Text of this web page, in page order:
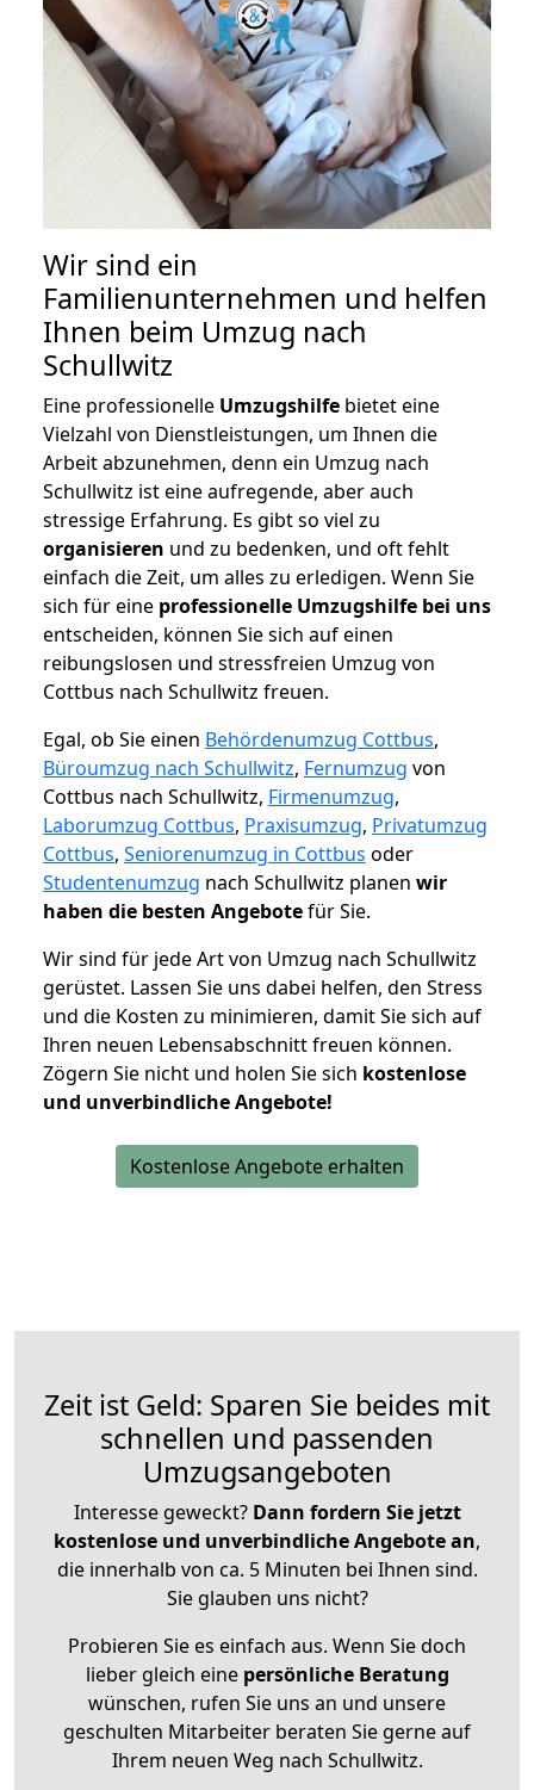
Wir sind ein
Familienunternehmen und helfen
Ihnen beim Umzug nach
Schullwitz
Eine professionelle Umzugshilfe bietet eine
Vielzahl von Dienstleistungen, um Ihnen die
Arbeit abzunehmen, denn ein Umzug nach
Schullwitz ist eine aufregende, aber auch
stressige Erfahrung. Es gibt so viel zu
organisieren und zu bedenken, und oft fehlt
einfach die Zeit, um alles zu erledigen. Wenn Sie
sich für eine professionelle Umzugshilfe bei uns
entscheiden, können Sie sich auf einen
reibungslosen und stressfreien Umzug von
Cottbus nach Schullwitz freuen.
Egal, ob Sie einen Behördenumzug Cottbus,
Büroumzug nach Schullwitz, Fernumzug von
Cottbus nach Schullwitz, Firmenumzug,
Laborumzug Cottbus, Praxisumzug, Privatumzug
Cottbus, Seniorenumzug in Cottbus oder
Studentenumzug nach Schullwitz planen wir
haben die besten Angebotefür Sie.
Wir sind für jede Art von Umzug nach Schullwitz
gerüstet. Lassen Sie uns dabei helfen, den Stress
und die Kosten zu minimieren, damit Sie sich auf
Ihren neuen Lebensabschnitt freuen können.
Zögern Sie nicht und holen Sie sich kostenlose
und unverbindliche Angebote!
Kostenlose Angebote erhalten
Zeit ist Geld: Sparen Sie beides mit
schnellen und passenden
Umzugsangeboten
Interesse geweckt? Dann fordern Sie jetzt
kostenlose und unverbindliche Angebote an,
die innerhalb von ca. 5 Minuten bei Ihnen sind.
Sie glauben uns nicht?
Probieren Sie es einfach aus. Wenn Sie doch
lieber gleich eine persönliche Beratung
wünschen, rufen Sie uns an und unsere
geschulten Mitarbeiter beraten Sie gerne auf
Ihrem neuen Weg nach Schullwitz.